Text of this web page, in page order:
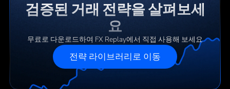
검증된 거래 전략을 살펴보세
요
무료로 다운로드하여 FX Replay에서 직접 사용해 보세요
전략 라이브러리로 이동